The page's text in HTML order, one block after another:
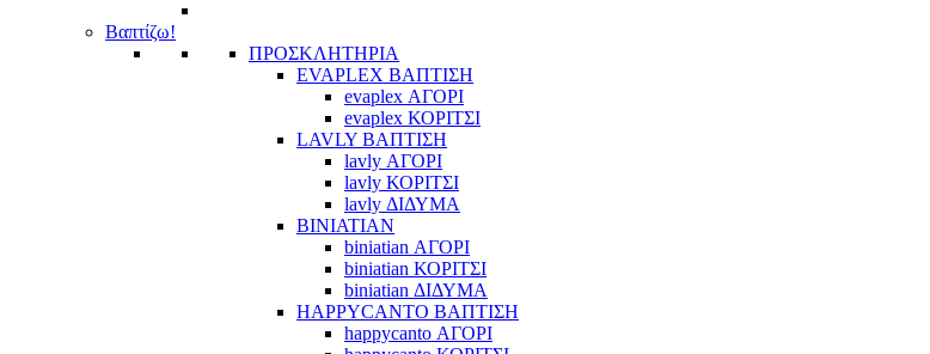
Βαπτίζω!
ΠΡΟΣΚΛΗΤΗΡΙΑ
EVAPLEX ΒΑΠΤΙΣΗ
evaplex ΑΓΟΡΙ
evaplex ΚΟΡΙΤΣΙ
LAVLY ΒΑΠΤΙΣΗ
lavly ΑΓΟΡΙ
lavly ΚΟΡΙΤΣΙ
lavly ΔΙΔΥΜΑ
BINIATIAN
biniatian ΑΓΟΡΙ
biniatian ΚΟΡΙΤΣΙ
biniatian ΔΙΔΥΜΑ
HAPPYCANTO ΒΑΠΤΙΣΗ
happycanto ΑΓΟΡΙ